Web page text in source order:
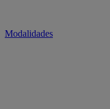
Modalidades